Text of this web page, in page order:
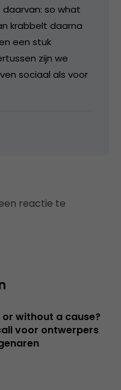
daarvan: so what
krabbelt daarna
een stuk
zijn we
sociaal als voor
reactie te
or without a cause?
voor ontwerpers